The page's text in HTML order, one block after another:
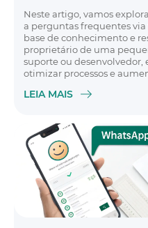
Neste artigo, vamos
a perguntas frequentes
base de conhecimento e
proprietário de uma
suporte ou desenvolvedor,
otimizar processos e
LEIA MAIS